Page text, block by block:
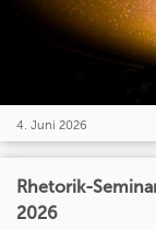
4. Juni 2026
Rhetorik-
2026